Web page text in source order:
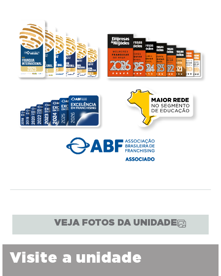
VEJA FOTOS DA UNIDADE
Visite a unidade